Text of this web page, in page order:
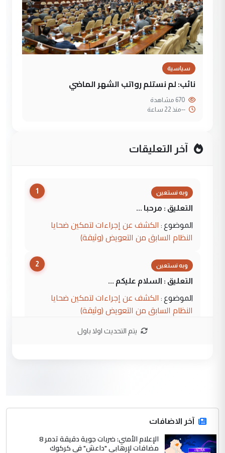
سياسية
نائب: لم نستلم رواتب الشهر الماضي
--منذ 22 ساعة
آخر التعليقات
1 وبه نستعين
التعليق : مرحبا ...
الموضوع : الكشف عن إجراءات لتمكين ضحايا
النظام السابق من التعويض (وثيقة)
2 وبه نستعين
التعليق : السلام عليكم ...
الموضوع : الكشف عن إجراءات لتمكين ضحايا
النظام السابق من التعويض (وثيقة)
صلاح مهدي حسن
التعليق : صلاح مهدي حسن ...
يتم التحديث اولا باول
آخر الاضافات
الإعلام الأمني: ضربات جوية دقيقة تدمر 8
مضافات لإرهابي "داعش" في كركوك